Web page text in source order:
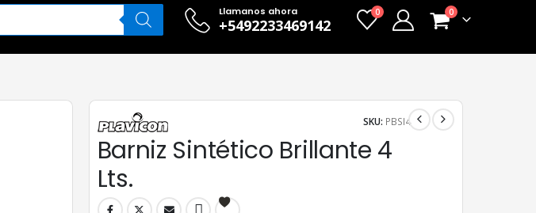
Llamanos ahora
+5492233469142
0 0
Barniz Sintético Brillante 4
Lts.
SKU: PBSI4